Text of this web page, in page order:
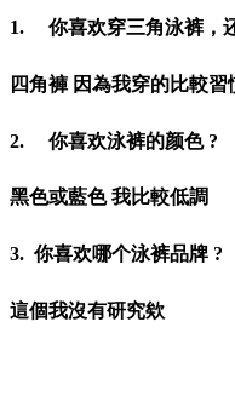
1. 你喜欢穿三角泳裤，
四角褲 因為我穿的比較
2. 你喜欢泳裤的颜色 ?
黑色或藍色 我比較低調
3. 你喜欢哪个泳裤品牌 ?
這個我沒有研究欸